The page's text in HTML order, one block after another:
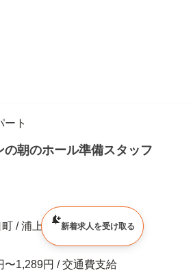
ート
の朝のホール準備スタッフ
/ 浦上駅 徒歩1分
〜1,289円 / 交通費支給
新着求人を受け取る